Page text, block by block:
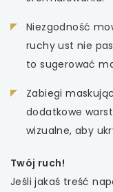
Niezgodność
ruchy ust nie
to sugerować
Zabiegi
dodatkowe
wizualne, aby
Twój ruch!
Jeśli jakaś treść